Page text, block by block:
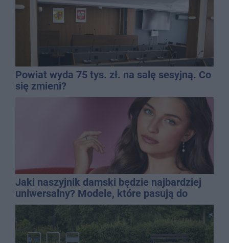
Powiat wyda 75 tys. zł. na salę sesyjną. Co
się zmieni?
Jaki naszyjnik damski będzie najbardziej
uniwersalny? Modele, które pasują do
wielu stylizacji